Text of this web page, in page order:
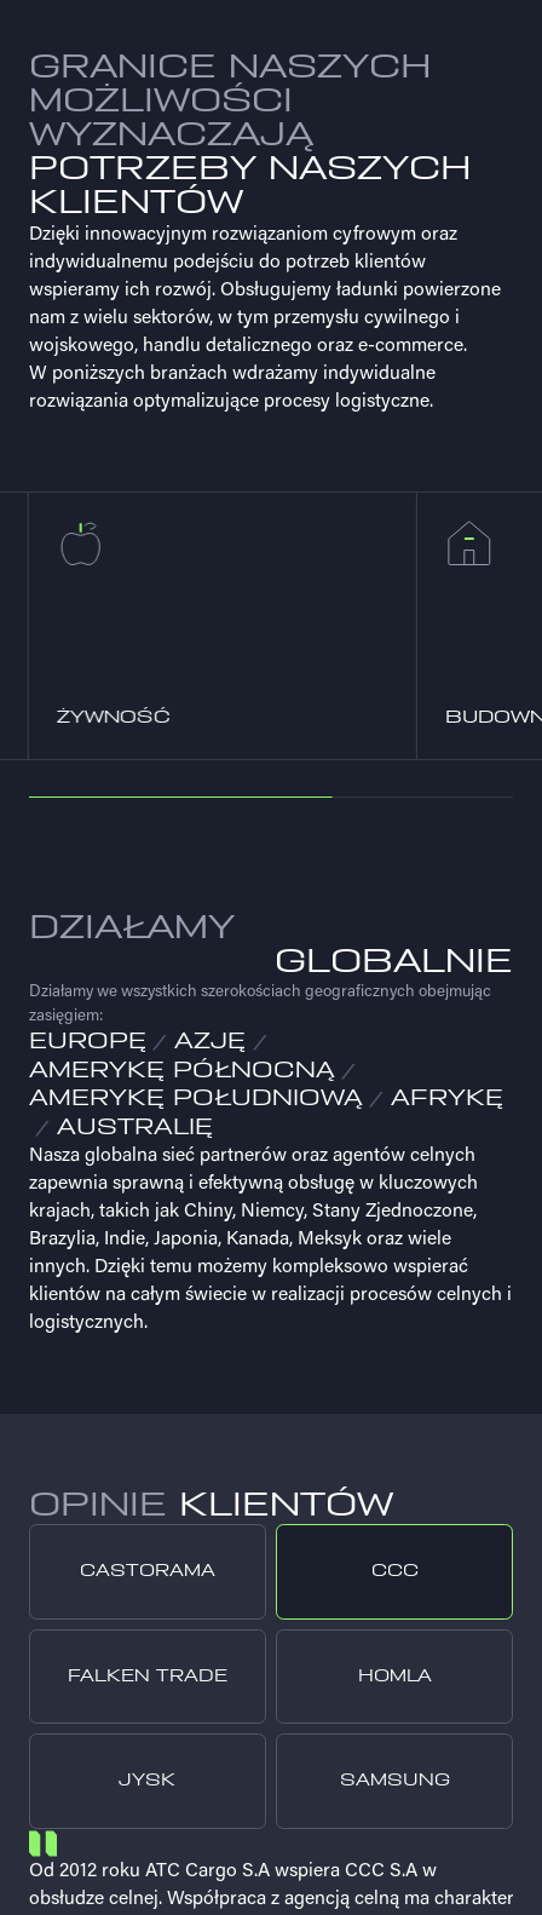
GRANICE NASZYCH
MOŻLIWOŚCI
WYZNACZAJĄ
POTRZEBY NASZYCH
KLIENTÓW
Dzięki innowacyjnym rozwiązaniom cyfrowym oraz
indywidualnemu podejściu do potrzeb klientów
wspieramy ich rozwój. Obsługujemy ładunki powierzone
nam z wielu sektorów, w tym przemysłu cywilnego i
wojskowego, handlu detalicznego oraz e-commerce.
W poniższych branżach wdrażamy indywidualne
rozwiązania optymalizujące procesy logistyczne.
ŻYWNOŚĆ
DZIAŁAMY
GLOBALNIE
Działamy we wszystkich szerokościach geograficznych obejmując
zasięgiem:
EUROPĘ
AZJĘ
AMERYKĘ PÓŁNOCNĄ
AMERYKĘ POŁUDNIOWĄ
AFRYKĘ
AUSTRALIĘ
Nasza globalna sieć partnerów oraz agentów celnych
zapewnia sprawną i efektywną obsługę w kluczowych
krajach, takich jak Chiny, Niemcy, Stany Zjednoczone,
Brazylia, Indie, Japonia, Kanada, Meksyk oraz wiele
innych. Dzięki temu możemy kompleksowo wspierać
klientów na całym świecie w realizacji procesów celnych i
logistycznych.
OPINIE KLIENTÓW
CASTORAMA CCC
FALKEN TRADE HOMLA
JYSK SAMSUNG
Od 2012 roku ATC Cargo S.A wspiera CCC S.A w
obsłudze celnej. Współpraca z agencją celną ma charakter
Wysoki poziom świadczonych usług, bieżąca
optymalizacja procesów i zaangażowanie to tylko